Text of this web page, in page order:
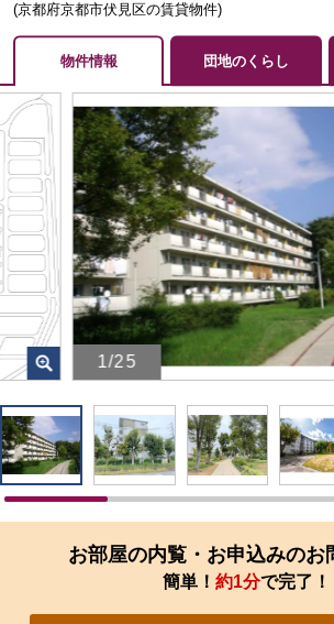
(京都府京都市伏見区の賃貸物件)
物件情報 団地のくらし
1/25
画
を
ク
リ
す
拡
お部屋の内覧・お申込みのお
簡単！ 約1分で完了！